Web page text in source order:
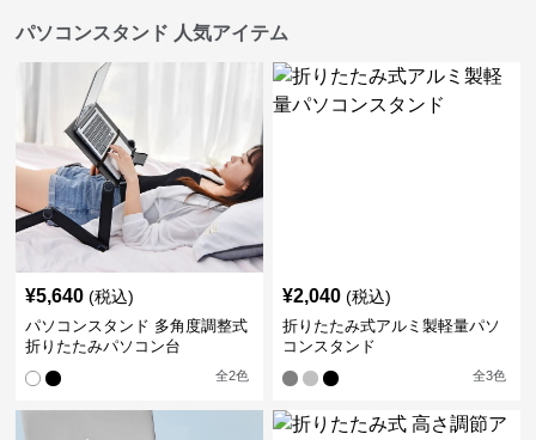
パソコンスタンド 人気アイテム
¥5,640 (税込)
パソコンスタンド 多角度調整式
折りたたみパソコン台
全2色
¥2,040 (税込)
折りたたみ式アルミ製軽量パソ
コンスタンド
全3色